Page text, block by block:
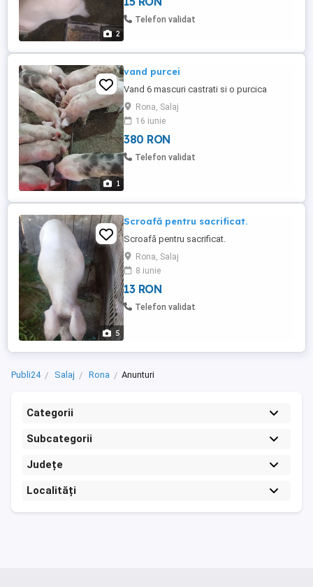
2
Telefon validat
1
vand purcei
Vand 6 mascuri castrati si o purcica
Rona, Salaj
16 iunie
380 RON
Telefon validat
5
Scroafă pentru sacrificat.
Scroafă pentru sacrificat.
Rona, Salaj
8 iunie
13 RON
Telefon validat
Publi24 Salaj Rona Anunturi
Categorii
Subcategorii
Județe
Localități